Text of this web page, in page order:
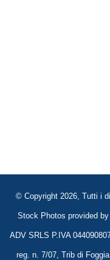
© Copyright 2026, Tutti i
Stock Photos provided
ADV SRLS P.IVA
reg. n. 7/07, Trib di